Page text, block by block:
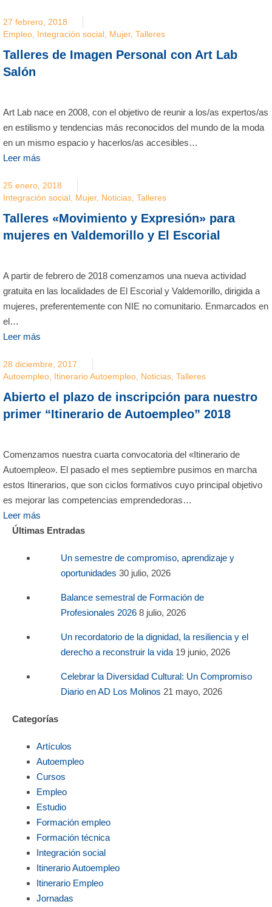
27 febrero, 2018
Empleo Integración social Mujer, Talleres
Talleres de Imagen Personal con Art Lab
Salón
Art Lab nace en 2008, con el objetivo de reunir a los/as expertos/as
en estilismo y tendencias más reconocidos del mundo de la moda
en un mismo espacio y hacerlos/as accesibles…
Leer más
25 enero, 2018
Integración social Mujer, Noticias Talleres
Talleres «Movimiento y Expresión» para
mujeres en Valdemorillo y El Escorial
A partir de febrero de 2018 comenzamos una nueva actividad
gratuita en las localidades de El Escorial y Valdemorillo, dirigida a
mujeres, preferentemente con NIE no comunitario. Enmarcados en
el…
Leer más
28 diciembre, 2017
Autoempleo Itinerario Autoempleo Noticias Talleres
Abierto el plazo de inscripción para nuestro
primer “Itinerario de Autoempleo” 2018
Comenzamos nuestra cuarta convocatoria del «Itinerario de
Autoempleo». El pasado el mes septiembre pusimos en marcha
estos Itinerarios, que son ciclos formativos cuyo principal objetivo
es mejorar las competencias emprendedoras…
Leer más
Últimas Entradas
Un semestre de compromiso, aprendizaje y
oportunidades 30 julio, 2026
Balance semestral de Formación de
Profesionales 2026 8 julio, 2026
Un recordatorio de la dignidad, la resiliencia y el
derecho a reconstruir la vida 19 junio, 2026
Celebrar la Diversidad Cultural: Un Compromiso
Diario en AD Los Molinos 21 mayo, 2026
Categorías
Artículos
Autoempleo
Cursos
Empleo
Estudio
Formación empleo
Formación técnica
Integración social
Itinerario Autoempleo
Itinerario Empleo
Jornadas